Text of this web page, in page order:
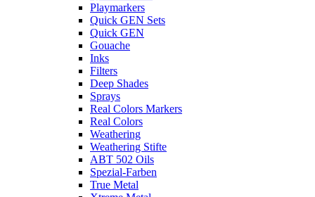
Playmarkers
Quick GEN Sets
Quick GEN
Gouache
Inks
Filters
Deep Shades
Sprays
Real Colors Markers
Real Colors
Weathering
Weathering Stifte
ABT 502 Oils
Spezial-Farben
True Metal